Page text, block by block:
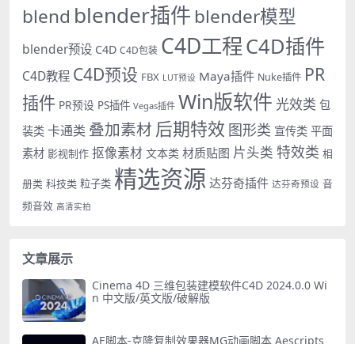
blend blender插件 blender模型
blender预设 C4D C4D包装 C4D工程C4D插件
C4D教程 C4D预设 FBX LUT预设 Maya插件 Nuke插件 PR
插件 PR预设 PS插件 Vegas插件 Win版软件 光效类 包
装类 卡通类 叠加素材 后期特效 图形类 宣传类 平面
素材 影视制作 抠像素材 文本类 材质贴图 片头类 特效类 相
册类 科技类 粒子类 精选资源 达芬奇插件 达芬奇预设 音
频音效 高清实拍
文章展示
Cinema 4D 三维包装建模软件C4D 2024.0.0 Wi
n 中文版/英文版/破解版
AE脚本-克隆复制效果器MG动画脚本 Aescripts